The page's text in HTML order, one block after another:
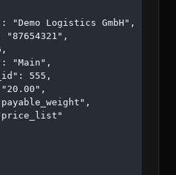
"Demo Logistics GmbH",
"87654321",
"Main",
555,